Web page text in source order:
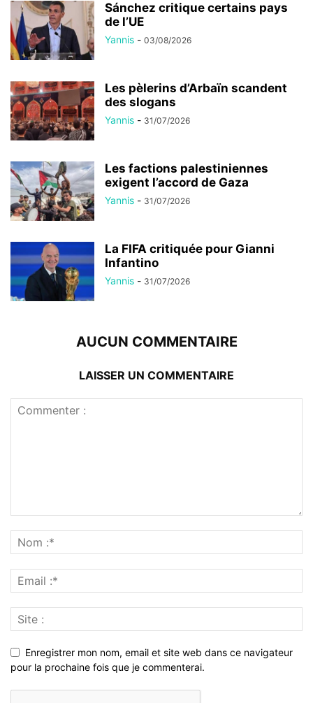
Sánchez critique certains pays
de l’UE
Yannis - 03/08/2026
Les pèlerins d’Arbaïn scandent
des slogans
Yannis - 31/07/2026
Les factions palestiniennes
exigent l’accord de Gaza
Yannis - 31/07/2026
La FIFA critiquée pour Gianni
Infantino
Yannis - 31/07/2026
AUCUN COMMENTAIRE
LAISSER UN COMMENTAIRE
Enregistrer mon nom, email et site web dans ce navigateur
pour la prochaine fois que je commenterai.